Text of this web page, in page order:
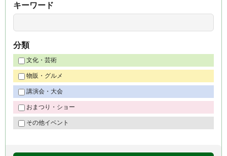
キーワード
分類
文化・芸術
物販・グルメ
講演会・大会
おまつり・ショー
その他イベント